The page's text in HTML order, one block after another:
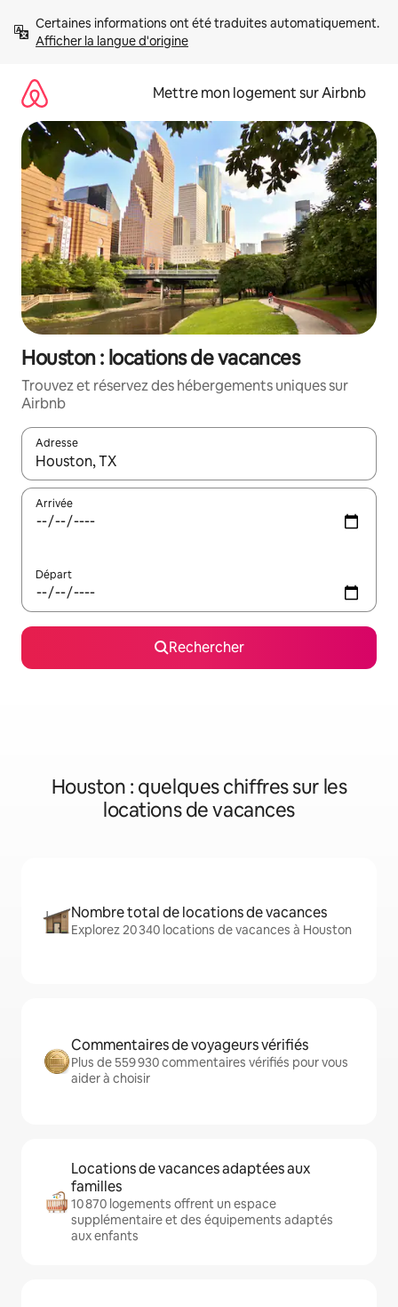
directement
Afficher la langue d'origine
Mettre mon logement sur Airbnb
Houston : locations de vacances
Trouvez et réservez des hébergements uniques sur
Airbnb
Adresse
Lorsque les résultats s'affichent, utilisez les flèches vers le
Arrivée
Départ
Rechercher
Houston : quelques chiffres sur les
locations de vacances
Nombre total de locations de vacances
Explorez 20 340 locations de vacances à Houston
Commentaires de voyageurs vérifiés
Plus de 559 930 commentaires vérifiés pour vous
aider à choisir
Locations de vacances adaptées aux
familles
10 870 logements offrent un espace
supplémentaire et des équipements adaptés
aux enfants